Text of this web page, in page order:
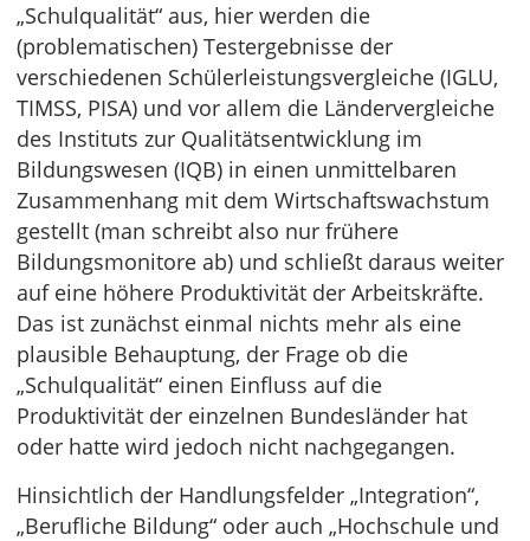
„Schulqualität“ aus, hier werden die
(problematischen) Testergebnisse der
verschiedenen Schülerleistungsvergleiche (IGLU,
TIMSS, PISA) und vor allem die Ländervergleiche
des Instituts zur Qualitätsentwicklung im
Bildungswesen (IQB) in einen unmittelbaren
Zusammenhang mit dem Wirtschaftswachstum
gestellt (man schreibt also nur frühere
Bildungsmonitore ab) und schließt daraus weiter
auf eine höhere Produktivität der Arbeitskräfte.
Das ist zunächst einmal nichts mehr als eine
plausible Behauptung, der Frage ob die
„Schulqualität“ einen Einfluss auf die
Produktivität der einzelnen Bundesländer hat
oder hatte wird jedoch nicht nachgegangen.
Hinsichtlich der Handlungsfelder „Integration“,
„Berufliche Bildung“ oder auch „Hochschule und